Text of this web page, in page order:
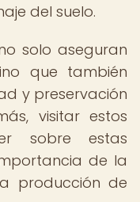
del suelo.
solo aseguran
que también
y preservación
visitar estos
sobre estas
de la
producción de